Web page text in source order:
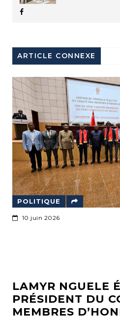
ARTICLE CONNEXE
10 juin 2026
NGUELE ÉLU
DU